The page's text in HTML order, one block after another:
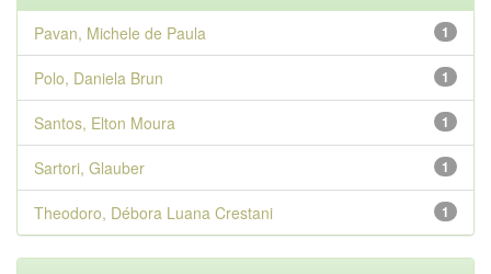
1
Pavan, Michele de Paula
1
Polo, Daniela Brun
1
Santos, Elton Moura
1
Sartori, Glauber
1
Theodoro, Débora Luana Crestani